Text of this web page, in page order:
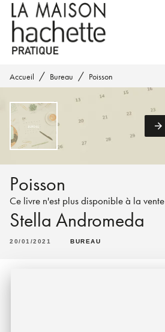
MENU RECHERCHE
PIED DE PAGE
Accueil / Bureau / Poisson
arrow_forward
Poisson
Ce livre n'est plus disponible à la vente
Stella Andromeda
20/01/2021 BUREAU